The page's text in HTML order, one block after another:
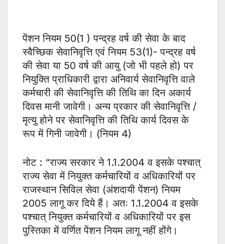
पेंशन नियम 50(1 ) पन्द्रह वर्ष की सेवा के बाद
स्वैच्छिक सेवानिवृत्ति एवं नियम 53(1)- पन्द्रह वर्ष
की सेवा या 50 वर्ष की आयु (जो भी पहले हो) पर
नियुक्ति प्राधिकारी द्वारा अनिवार्य सेवानिवृत्ति वाले
कर्मचारी की सेवानिवृत्ति की तिथि का दिन अकार्य
दिवस मानी जावेगी। अन्य प्रकार की सेवानिवृत्ति /
मृत्यु होने पर सेवानिवृत्ति की तिथि कार्य दिवस के
रूप में गिनी जावेगी। (नियम 4)
नोट : “राज्य सरकार ने 1.1.2004 व इसके पश्चात्
राज्य सेवा में नियुक्त कर्मचारियों व अधिकारियों पर
राजस्थान सिविल सेवा (अंशदायी पेंशन) नियम
2005 लागू कर दिये हैं। अतः 1.1.2004 व इसके
पश्चात् नियुक्त कर्मचारियों व अधिकारियों पर इस
पुस्तिका में वर्णित पेंशन नियम लागू नहीं होंगे।